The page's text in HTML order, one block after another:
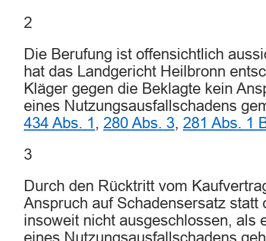
2
Die Berufung ist offensichtlich
hat das Landgericht Heilbronn
Kläger gegen die Beklagte kein
eines Nutzungsausfallschadens
434 Abs. 1 , 280 Abs. 3, 281 Abs. 1
3
Durch den Rücktritt vom
Anspruch auf Schadensersatz statt
insoweit nicht ausgeschlossen, als
eines Nutzungsausfallschadens